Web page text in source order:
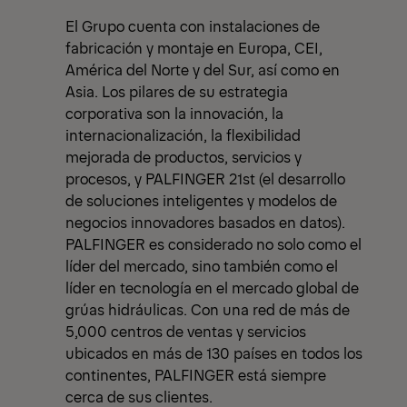
El Grupo cuenta con instalaciones de
fabricación y montaje en Europa, CEI,
América del Norte y del Sur, así como en
Asia. Los pilares de su estrategia
corporativa son la innovación, la
internacionalización, la flexibilidad
mejorada de productos, servicios y
procesos, y PALFINGER 21st (el desarrollo
de soluciones inteligentes y modelos de
negocios innovadores basados en datos).
PALFINGER es considerado no solo como el
líder del mercado, sino también como el
líder en tecnología en el mercado global de
grúas hidráulicas. Con una red de más de
5,000 centros de ventas y servicios
ubicados en más de 130 países en todos los
continentes, PALFINGER está siempre
cerca de sus clientes.